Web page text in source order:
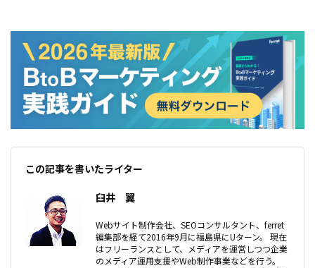
この記事を書いたライター
臼井 翼
Webサイト制作会社、SEOコンサルタント、ferret
編集部を経て2016年9月に福島県にUターン。 現在
はフリーランスとして、メディアを運営しつつ企業
のメディア運用支援やWeb制作事業などを行う。